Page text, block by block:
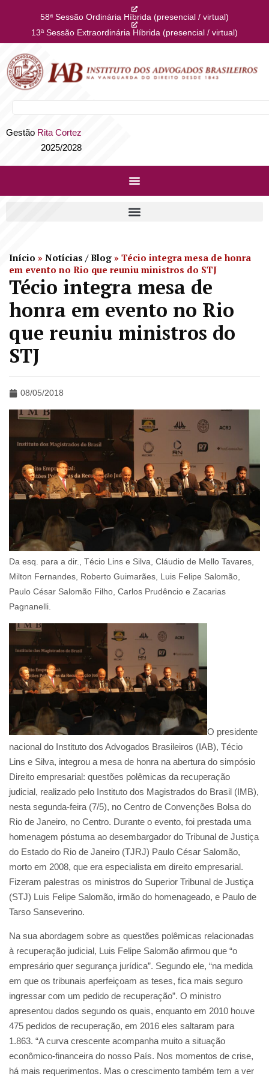
58ª Sessão Ordinária Híbrida (presencial / virtual)
13ª Sessão Extraordinária Híbrida (presencial / virtual)
Gestão Rita Cortez
2025/2028
Início » Notícias / Blog » Técio integra mesa de honra
em evento no Rio que reuniu ministros do STJ
Técio integra mesa de
honra em evento no Rio
que reuniu ministros do
STJ
08/05/2018
Da esq. para a dir., Técio Lins e Silva, Cláudio de Mello Tavares,
Milton Fernandes, Roberto Guimarães, Luis Felipe Salomão,
Paulo César Salomão Filho, Carlos Prudêncio e Zacarias
Pagnanelli.
O presidente
nacional do Instituto dos Advogados Brasileiros (IAB), Técio
Lins e Silva, integrou a mesa de honra na abertura do simpósio
Direito empresarial: questões polêmicas da recuperação
judicial, realizado pelo Instituto dos Magistrados do Brasil (IMB),
nesta segunda-feira (7/5), no Centro de Convenções Bolsa do
Rio de Janeiro, no Centro. Durante o evento, foi prestada uma
homenagem póstuma ao desembargador do Tribunal de Justiça
do Estado do Rio de Janeiro (TJRJ) Paulo César Salomão,
morto em 2008, que era especialista em direito empresarial.
Fizeram palestras os ministros do Superior Tribunal de Justiça
(STJ) Luis Felipe Salomão, irmão do homenageado, e Paulo de
Tarso Sanseverino.
Na sua abordagem sobre as questões polêmicas relacionadas
à recuperação judicial, Luis Felipe Salomão afirmou que “o
empresário quer segurança jurídica”. Segundo ele, “na medida
em que os tribunais aperfeiçoam as teses, fica mais seguro
ingressar com um pedido de recuperação”. O ministro
apresentou dados segundo os quais, enquanto em 2010 houve
475 pedidos de recuperação, em 2016 eles saltaram para
1.863. “A curva crescente acompanha muito a situação
econômico-financeira do nosso País. Nos momentos de crise,
há mais requerimentos. Mas o crescimento também tem a ver